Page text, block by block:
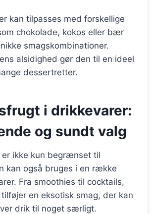
kan tilpasses med forskellige
chokolade, kokos eller bær
smagskombinationer.
alsidighed gør den til en ideel
dessertretter.
i drikkevarer:
og sundt valg
er ikke kun begrænset til
kan også bruges i en række
Fra smoothies til cocktails,
en eksotisk smag, der kan
drik til noget særligt.